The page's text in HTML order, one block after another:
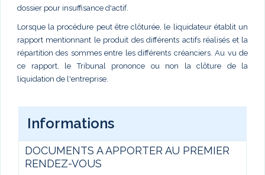
dossier pour insuffisance d'actif.
Lorsque la procédure peut être clôturée, le liquidateur établit un
rapport mentionnant le produit des différents actifs réalisés et la
répartition des sommes entre les différents créanciers. Au vu de
ce rapport, le Tribunal prononce ou non la clôture de la
liquidation de l'entreprise.
Informations
DOCUMENTS A APPORTER AU PREMIER
RENDEZ-VOUS